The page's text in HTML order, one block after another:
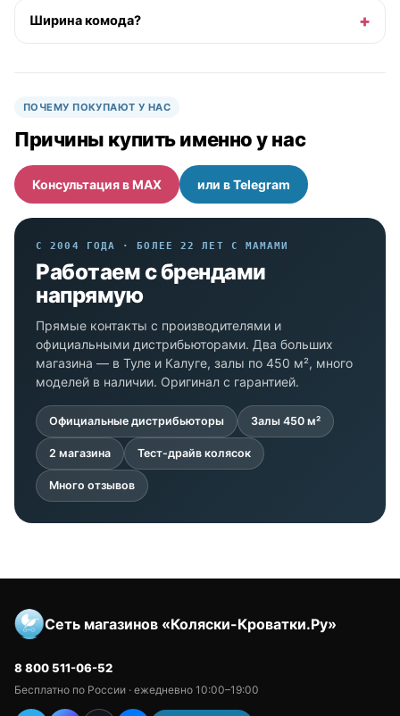
Ширина комода?
ПОЧЕМУ ПОКУПАЮТ У НАС
Причины купить именно у нас
Консультация в MAX или в Telegram
С 2004 ГОДА · БОЛЕЕ 22 ЛЕТ С МАМАМИ
Работаем с брендами
напрямую
Прямые контакты с производителями и
официальными дистрибьюторами. Два больших
магазина — в Туле и Калуге, залы по 450 м², много
моделей в наличии. Оригинал с гарантией.
Официальные дистрибьюторы Залы 450 м²
2 магазина Тест-драйв колясок
Много отзывов
Сеть магазинов «Коляски-Кроватки.Ру»
8 800 511-06-52
Бесплатно по России · ежедневно 10:00–19:00